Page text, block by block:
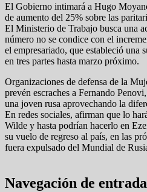
El Gobierno intimará a Hugo
de aumento del 25% sobre las
El Ministerio de Trabajo busca una
número no se condice con el
el empresariado, que estableció una
en tres partes hasta marzo próximo.
Organizaciones de defensa de la
prevén escraches a Fernando
una joven rusa aprovechando la
En redes sociales, afirman que lo
Wilde y hasta podrían hacerlo en
su vuelo de regreso al país, en las
fuera expulsado del Mundial de
Navegación de